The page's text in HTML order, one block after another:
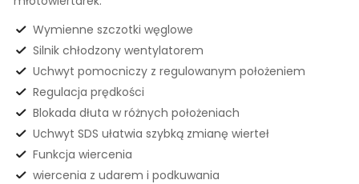
Wymienne szczotki węglowe
Silnik chłodzony wentylatorem
Uchwyt pomocniczy z regulowanym położeniem
Regulacja prędkości
Blokada dłuta w różnych położeniach
Uchwyt SDS ułatwia szybką zmianę wierteł
Funkcja wiercenia
wiercenia z udarem i podkuwania